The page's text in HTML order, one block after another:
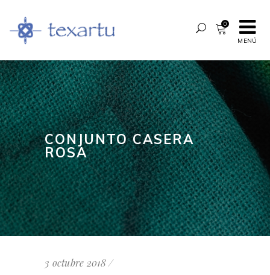
MENÚ
0
CONJUNTO CASERA
ROSA
3 octubre 2018